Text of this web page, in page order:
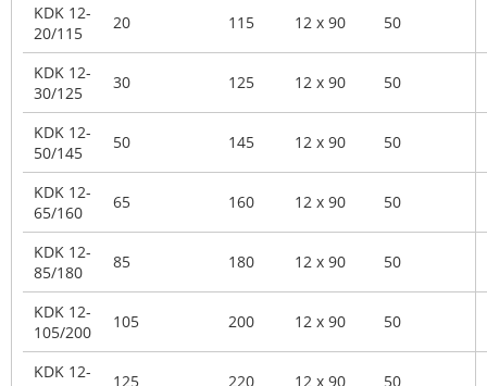
KDK 12-
20/115
20 115 12 x 90 50
KDK 12-
30/125
30 125 12 x 90 50
KDK 12-
50/145
50 145 12 x 90 50
KDK 12-
65/160
65 160 12 x 90 50
KDK 12-
85/180
85 180 12 x 90 50
KDK 12-
105/200
105 200 12 x 90 50
KDK 12-
125 220 12 x 90 50